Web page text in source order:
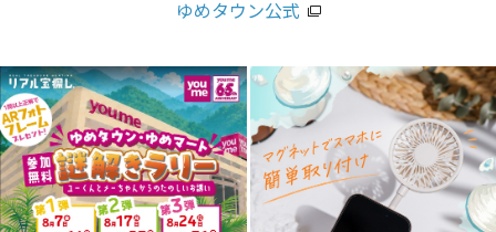
ゆめタウン公式